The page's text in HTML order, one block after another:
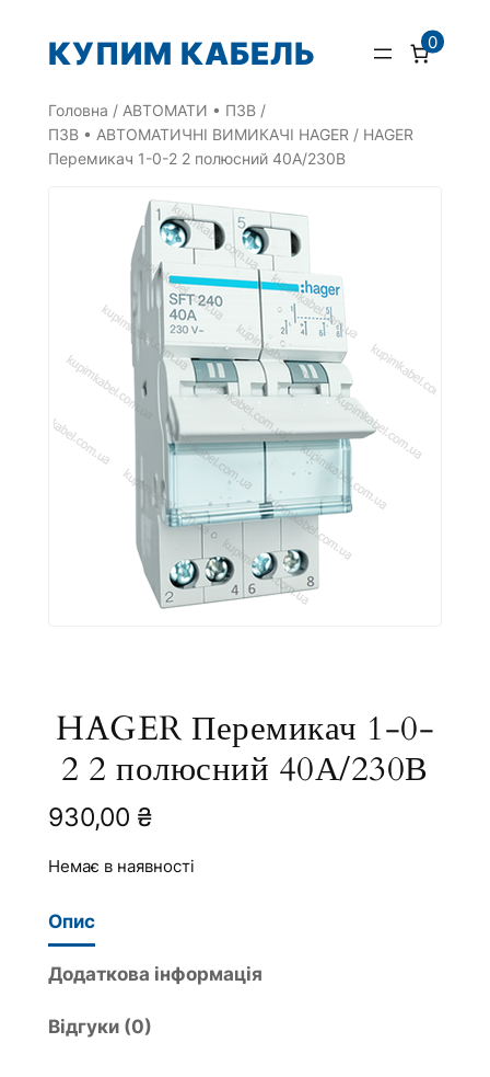
КУПИМ КАБЕЛЬ 0
Головна / АВТОМАТИ • ПЗВ/
ПЗВ • АВТОМАТИЧНІ ВИМИКАЧІ HAGER / HAGER
Перемикач 1-0-2 2 полюсний 40А/230В
HAGER Перемикач 1-0-
2 2 полюсний 40А/230В
930,00 ₴
Немає в наявності
Опис
Додаткова інформація
Відгуки (0)